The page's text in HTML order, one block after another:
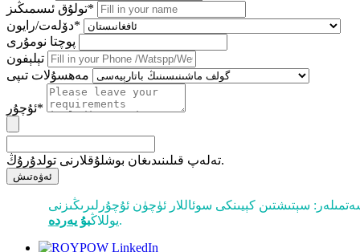
تولۇق ئىسمىڭىز*
دۆلەت/رايون*
پوچتا نومۇرى
تېلېفون
مەھسۇلات تىپى
ئۇچۇر*
تەلەپ قىلىنىدىغان بوشلۇقلارنى تولدۇرۇڭ.
ئەۋەتىش
سېتىشتىن كېيىنكى سوئاللار ئۈچۈن ئۇچۇرلىرىڭىزنى
يوللاڭبۇ يەردە .